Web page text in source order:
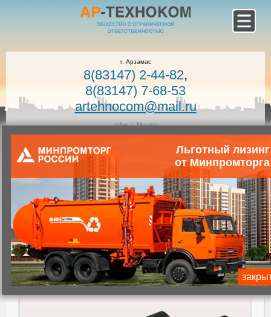
г. Арзамас
8(83147) 2-44-82,
8(83147) 7-68-53
artehnocom@mail.ru
офис г. Москва
8-800-100-7400
Звонок по России бесплатный!
Заказать звонок
Главная
Каталог коммунальной техники
Коммунальная техника
Запчасти для коммунальной техники
Запасные части к вакуумным машинам
Ротор КО-522А.02.01.110
Льготный лизинг
от Минпромторга